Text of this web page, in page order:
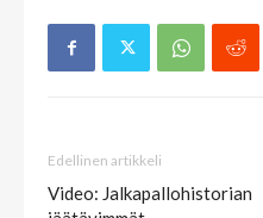
Edellinen artikkeli
Video: Jalkapallohistorian